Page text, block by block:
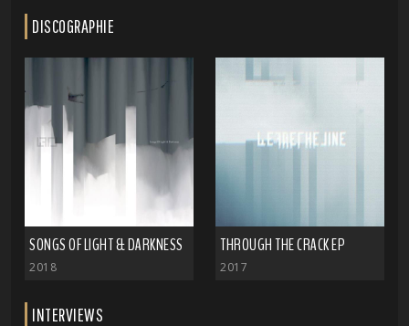
DISCOGRAPHIE
SONGS OF LIGHT & DARKNESS
2018
THROUGH THE CRACK EP
2017
INTERVIEWS